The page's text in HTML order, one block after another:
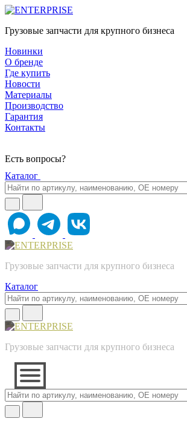
Грузовые запчасти для крупного бизнеса
Новинки
О бренде
Где купить
Новости
Материалы
Производство
Гарантия
Контакты
Есть вопросы?
Каталог
Грузовые запчасти для крупного бизнеса
Каталог
Грузовые запчасти для крупного бизнеса